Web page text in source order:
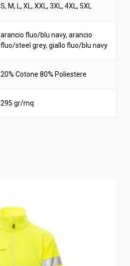
S, M, L, XL, XXL, 3XL, 4XL, 5XL
arancio fluo/blu navy, arancio
fluo/steel grey, giallo fluo/blu navy
20% Cotone 80% Poliestere
295 gr/mq